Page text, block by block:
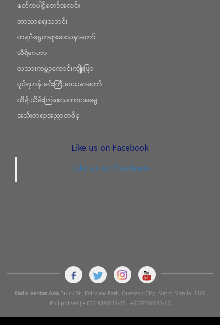
နှုတ်ကပါဌ်တော်အလင်း
ဘာသာရေးသတင်း
တနင်္ဂနွေတရားဒေသနာတော်
သီရိဂေဟာ
လူသားကမ္ဘာကောင်းကျိုးဖြာ
ပုပ်ရဟန်းမင်းကြီးဒေသနာတော်
ထိန်းသိမ်းကြစေသဘာဝအမွေ
အသီးတရာအညှာတစ်ခု
Like us on Facebook
Like us on Facebook
Radio Veritas AsiaBuick St., Fairview Park, Queszon City, Metro Manila. 1106
Philippines | + 632 9390011-15 | +6329390011-15